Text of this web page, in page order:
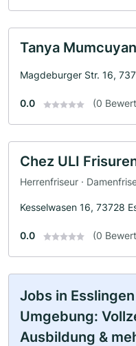
Tanya Mumcuyan
Magdeburger Str. 16,
0.0 (0
Chez ULI
Herrenfriseur ·
Kesselwasen 16, 73728
0.0 (0
Jobs in
Umgebung:
Ausbildung &